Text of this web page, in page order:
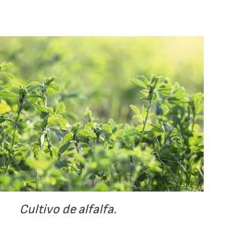
Cultivo de alfalfa.